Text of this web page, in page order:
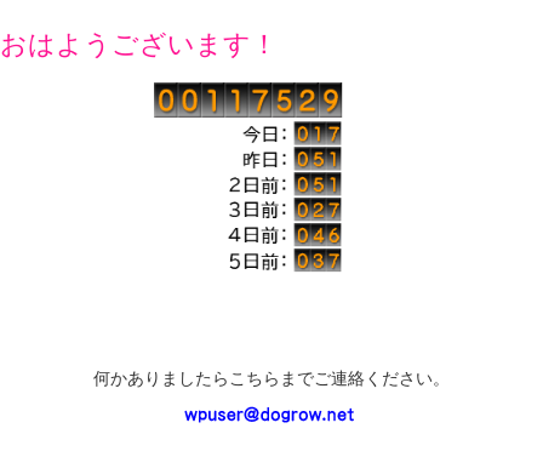
おはようございます！
何かありましたらこちらまでご連絡ください。